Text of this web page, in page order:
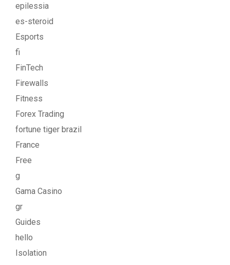
epilessia
es-steroid
Esports
fi
FinTech
Firewalls
Fitness
Forex Trading
fortune tiger brazil
France
Free
g
Gama Casino
gr
Guides
hello
Isolation